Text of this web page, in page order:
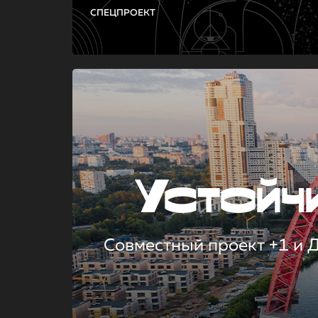
СПЕЦПРОЕКТ
Совместный проект +1 и